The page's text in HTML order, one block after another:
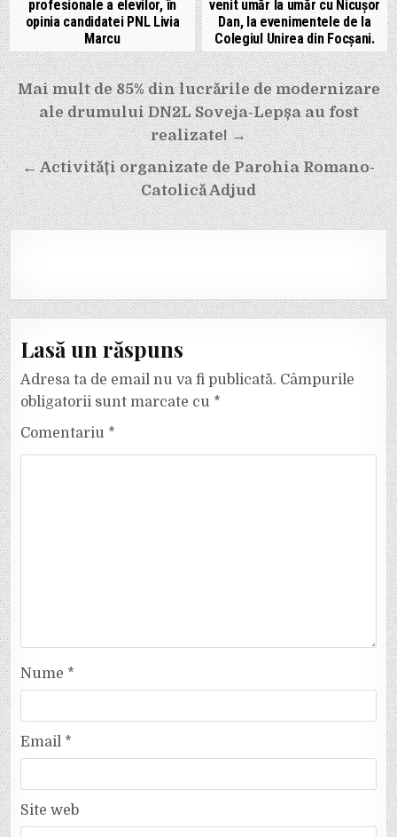
profesionale a elevilor, în
opinia candidatei PNL Livia
Marcu
venit umăr la umăr cu Nicușor
Dan, la evenimentele de la
Colegiul Unirea din Focșani.
Navigare
în
articole
Mai mult de 85% din lucrările de modernizare
ale drumului DN2L Soveja-Lepșa au fost
realizate! →
← Activități organizate de Parohia Romano-
Catolică Adjud
Lasă un răspuns
Adresa ta de email nu va fi publicată. Câmpurile
obligatorii sunt marcate cu *
Comentariu *
Nume *
Email *
Site web